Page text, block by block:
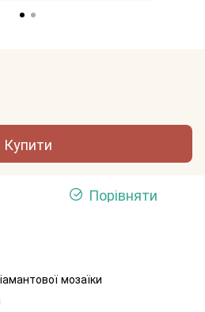
Купити
Порівняти
мозаїки